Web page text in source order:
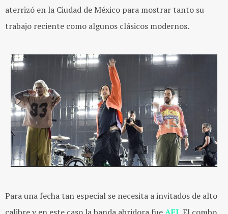
aterrizó en la Ciudad de México para mostrar tanto su
trabajo reciente como algunos clásicos modernos.
Para una fecha tan especial se necesita a invitados de alto